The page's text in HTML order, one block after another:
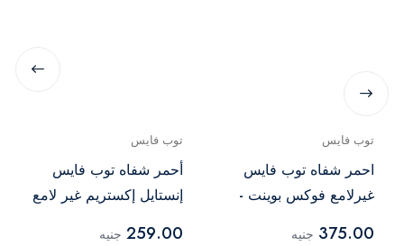
توب فايس
احمر شفاه توب فايس
غيرلامع فوكس بوينت -
375.00 جنيه
توب فايس
أحمر شفاه توب فايس
إنستايل إكستريم غير لامع
259.00 جنيه